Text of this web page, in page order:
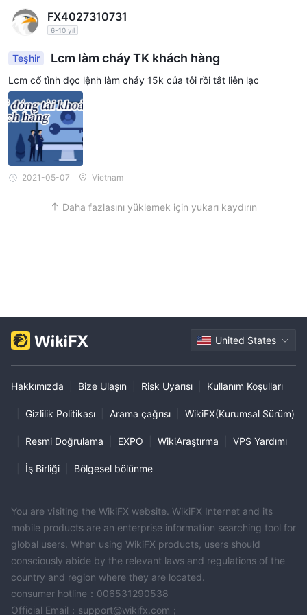
FX4027310731
6-10 yıl
Teşhir Lcm làm cháy TK khách hàng
Lcm cố tình đọc lệnh làm cháy 15k của tôi rồi tắt liên lạc
2021-05-07 Vietnam
Daha fazlasını yüklemek için yukarı kaydırın
United States
Hakkımızda Bize Ulaşın Risk Uyarısı Kullanım Koşulları
Gizlilik Politikası Arama çağrısı WikiFX(Kurumsal Sürüm)
Resmi Doğrulama EXPO WikiAraştırma VPS Yardımı
İş Birliği Bölgesel bölünme
You are visiting the WikiFX website. WikiFX Internet and its
mobile products are an enterprise information searching tool for
global users. When using WikiFX products, users should
consciously abide by the relevant laws and regulations of the
country and region where they are located.
consumer hotline：006531290538
Official Email：support@wikifx.com；